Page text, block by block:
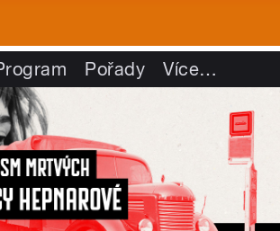
Pořady Více…